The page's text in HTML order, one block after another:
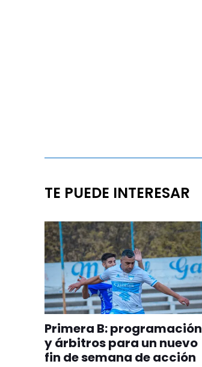
TE PUEDE INTERESAR
Primera B: programación
y árbitros para un nuevo
fin de semana de acción